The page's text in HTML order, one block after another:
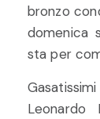
bronzo
domenica
sta per
Leonardo